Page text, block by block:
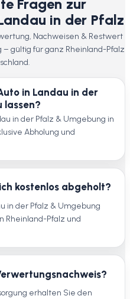
Fragen zur
in der Pfalz
Nachweisen & Restwert
– gültig für ganz Rheinland-Pfalz
in Landau in der
lassen?
in der Pfalz & Umgebung in
Abholung und
kostenlos abgeholt?
in der Pfalz & Umgebung
Rheinland-Pfalz und
erhalten Sie den